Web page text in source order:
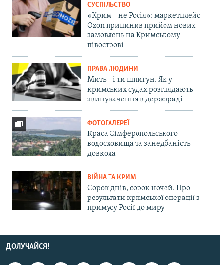
СУСПІЛЬСТВО
«Крим – не Росія»: маркетплейс
Ozon припинив прийом нових
замовлень на Кримському
півострові
ПРАВА ЛЮДИНИ
Мить – і ти шпигун. Як у
кримських судах розглядають
звинувачення в держзраді
ФОТОГАЛЕРЕЇ
Краса Сімферопольського
водосховища та занедбаність
довкола
ВІЙНА ТА КРИМ
Сорок днів, сорок ночей. Про
результати кримської операції з
примусу Росії до миру
ДОЛУЧАЙСЯ!